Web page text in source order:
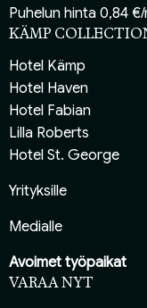
Puhelun hinta 0,84
KÄMP
Hotel Kämp
Hotel Haven
Hotel Fabian
Lilla Roberts
Hotel St. George
Yrityksille
Medialle
Avoimet työpaikat
VARAA NYT